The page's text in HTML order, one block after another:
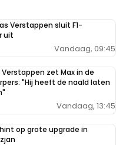
Verstappen sluit F1-
uit
Vandaag, 09:45
zet Max in de
"Hij heeft de naald laten
Vandaag, 13:45
op grote upgrade in